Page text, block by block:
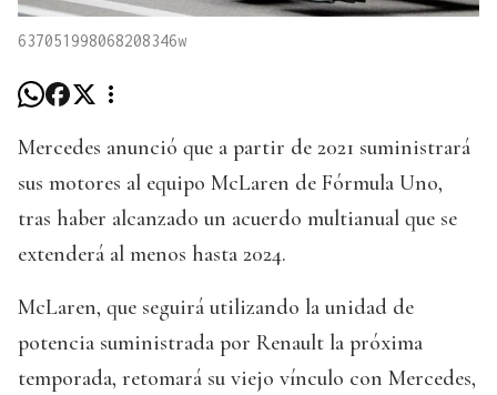
637051998068208346w
Mercedes anunció que a partir de 2021 suministrará
sus motores al equipo McLaren de Fórmula Uno,
tras haber alcanzado un acuerdo multianual que se
extenderá al menos hasta 2024.
McLaren, que seguirá utilizando la unidad de
potencia suministrada por Renault la próxima
temporada, retomará su viejo vínculo con Mercedes,